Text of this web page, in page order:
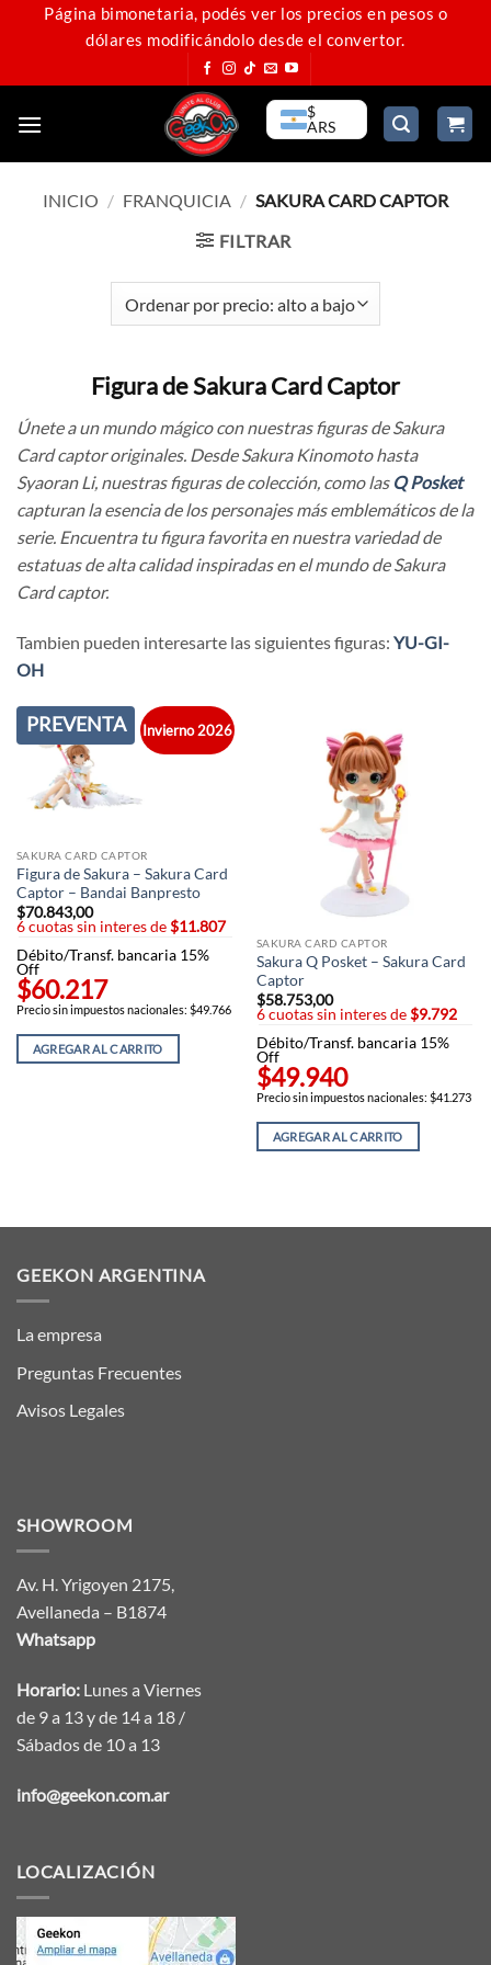
Página bimonetaria, podés ver los precios en pesos o
dólares modificándolo desde el convertor.
$
ARS
INICIO / FRANQUICIA / SAKURA CARD CAPTOR
FILTRAR
Figura de Sakura Card Captor
Únete a un mundo mágico con nuestras figuras de Sakura
Card captor originales. Desde Sakura Kinomoto hasta
Syaoran Li, nuestras figuras de colección, como las Q Posket
capturan la esencia de los personajes más emblemáticos de la
serie. Encuentra tu figura favorita en nuestra variedad de
estatuas de alta calidad inspiradas en el mundo de Sakura
Card captor.
Tambien pueden interesarte las siguientes figuras: YU-GI-
OH
PREVENTA Invierno 2026
SAKURA CARD CAPTOR
Figura de Sakura – Sakura Card
Captor – Bandai Banpresto
$70.843,00
6 cuotas sin interes de$11.807
Débito/Transf. bancaria 15%
Off
$60.217
Precio sin impuestos nacionales: $49.766
AGREGAR AL CARRITO
SAKURA CARD CAPTOR
Sakura Q Posket – Sakura Card
Captor
$58.753,00
6 cuotas sin interes de$9.792
Débito/Transf. bancaria 15%
Off
$49.940
Precio sin impuestos nacionales: $41.273
AGREGAR AL CARRITO
GEEKON ARGENTINA
La empresa
Preguntas Frecuentes
Avisos Legales
SHOWROOM
Av. H. Yrigoyen 2175,
Avellaneda – B1874
Whatsapp
Horario: Lunes a Viernes
de 9 a 13 y de 14 a 18 /
Sábados de 10 a 13
info@geekon.com.ar
LOCALIZACIÓN